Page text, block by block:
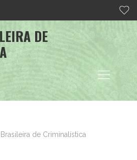
DE
de Criminalística